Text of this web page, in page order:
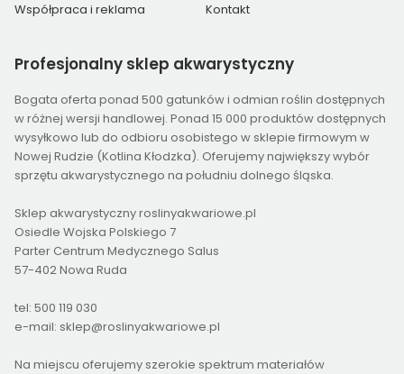
Współpraca i reklama Kontakt
Profesjonalny sklep akwarystyczny
Bogata oferta ponad 500 gatunków i odmian roślin dostępnych
w różnej wersji handlowej. Ponad 15 000 produktów dostępnych
wysyłkowo lub do odbioru osobistego w sklepie firmowym w
Nowej Rudzie (Kotlina Kłodzka). Oferujemy największy wybór
sprzętu akwarystycznego na południu dolnego śląska.
Sklep akwarystyczny roslinyakwariowe.pl
Osiedle Wojska Polskiego 7
Parter Centrum Medycznego Salus
57-402 Nowa Ruda
tel: 500 119 030
e-mail: sklep@roslinyakwariowe.pl
Na miejscu oferujemy szerokie spektrum materiałów